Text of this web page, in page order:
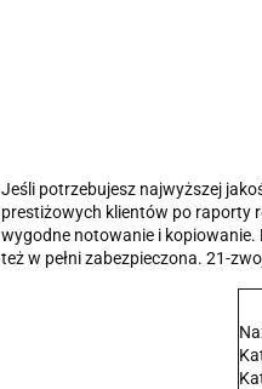
Jeśli potrzebujesz najwyższej
prestiżowych klientów po raporty
wygodne notowanie i kopiowanie.
też w pełni zabezpieczona. 21-